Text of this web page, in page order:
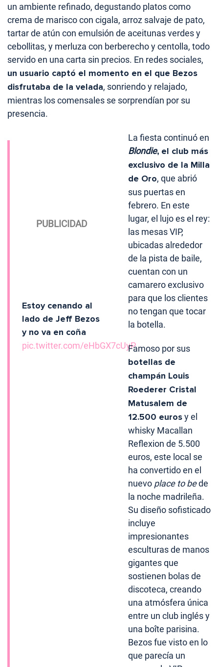
un ambiente refinado, degustando platos como
crema de marisco con cigala, arroz salvaje de pato,
tartar de atún con emulsión de aceitunas verdes y
cebollitas, y merluza con berberecho y centolla, todo
servido en una carta sin precios. En redes sociales,
un usuario captó el momento en el que Bezos
disfrutaba de la velada, sonriendo y relajado,
mientras los comensales se sorprendían por su
presencia.
Estoy cenando al
lado de Jeff Bezos
y no va en coña
pic.twitter.com/eHbGX7cUyP
La fiesta continuó en
Blondie, el club más
exclusivo de la Milla
de Oro, que abrió
sus puertas en
febrero. En este
lugar, el lujo es el rey:
las mesas VIP,
ubicadas alrededor
de la pista de baile,
cuentan con un
camarero exclusivo
para que los clientes
no tengan que tocar
la botella.
Famoso por sus
botellas de
champán Louis
Roederer Cristal
Matusalem de
12.500 eurosy el
whisky Macallan
Reflexion de 5.500
euros, este local se
ha convertido en el
nuevo place to bede
la noche madrileña.
Su diseño sofisticado
incluye
impresionantes
esculturas de manos
gigantes que
sostienen bolas de
discoteca, creando
una atmósfera única
entre un club inglés y
una boîte parisina.
Bezos fue visto en lo
que parecía un